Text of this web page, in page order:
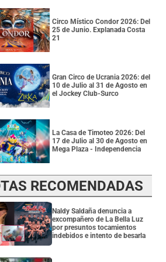
Circo Místico Condor 2026: Del
25 de Junio. Explanada Costa
21
Gran Circo de Ucrania 2026: del
10 de Julio al 31 de Agosto en
el Jockey Club-Surco
La Casa de Timoteo 2026: Del
17 de Julio al 30 de Agosto en
Mega Plaza - Independencia
RECOMENDADAS
Naldy Saldaña denuncia a
excompañero de La Bella Luz
por presuntos tocamientos
indebidos e intento de besarla